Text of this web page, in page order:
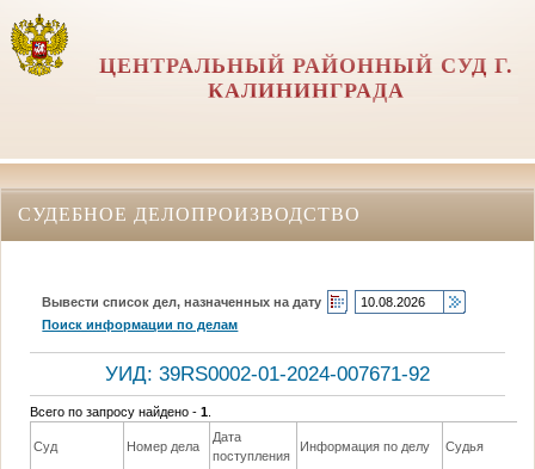
ЦЕНТРАЛЬНЫЙ РАЙОННЫЙ СУД Г.
КАЛИНИНГРАДА
СУДЕБНОЕ ДЕЛОПРОИЗВОДСТВО
Вывести список дел, назначенных на дату
Поиск информации по делам
УИД: 39RS0002-01-2024-007671-92
Всего по запросу найдено -1
Суд Номер дела
Дата
поступления
Информация по делу Судья